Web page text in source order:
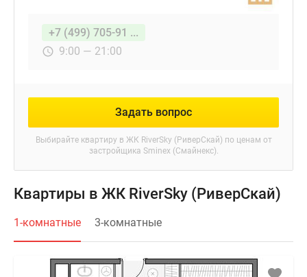
+7 (499) 705-91 ...
9:00 — 21:00
Задать вопрос
Выбирайте квартиру в ЖК RiverSky (РиверСкай) по ценам от
застройщика Sminex (Смайнекс).
Квартиры в ЖК RiverSky (РиверСкай)
1-комнатные 3-комнатные